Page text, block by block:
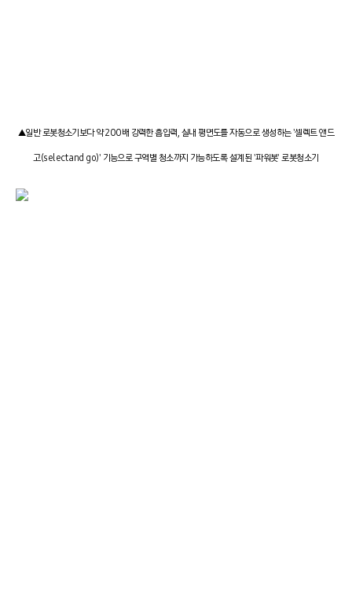
▲일반 로봇청소기보다 약 200배 강력한 흡입력, 실내 평면도를 자동으로 생성하는 '셀렉트 앤드
고(select and go)' 기능으로 구역별 청소까지 가능하도록 설계된 '파워봇' 로봇청소기